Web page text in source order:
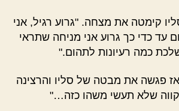
קימטה את מצחה. "גרוע רגיל, אני
עד כדי כך גרוע אני מניחה שתראי
כמה רעיונות לתהום."
פגשה את מבטה של סליו והרצינה
שלא תעשי משהו כזה…"